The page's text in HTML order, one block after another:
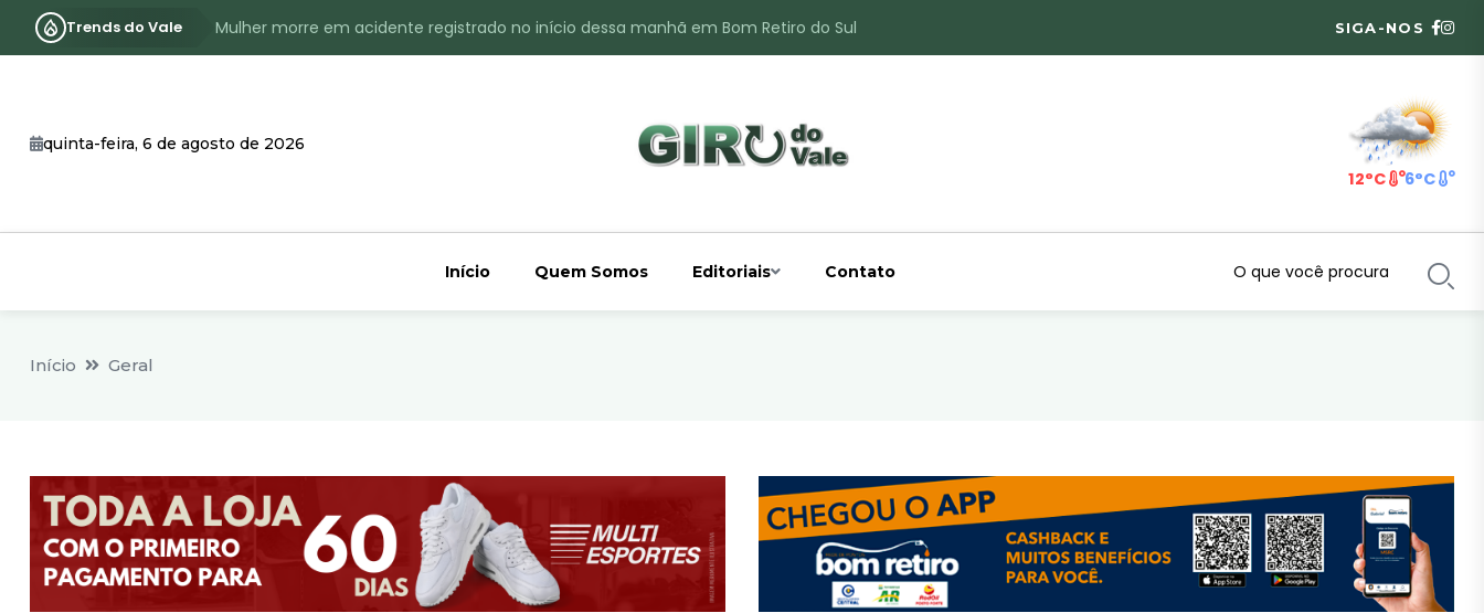
Trends do Vale
Mulher morre em acidente registrado no início dessa manhã em Bom Retiro do Sul
Identificado o jovem assassinado no interior de Bom Retiro do Sul
SIGA-NOS
quinta-feira, 6 de agosto de 2026
12°C 6°C
Início Quem Somos Editoriais Contato
Início Geral